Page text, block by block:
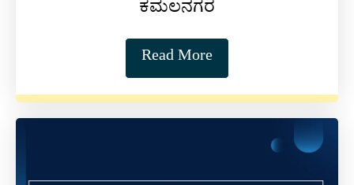
ಕಮಲನಗರ
Read More